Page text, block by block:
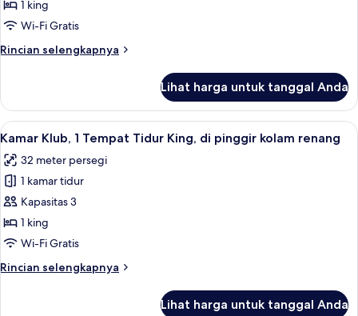
1
Tidur
1 king
Wi-Fi Gratis
Rincian selengkapnya
Rincian
Kamar
Klub,
1
Tidur
King,
teras
Lihat harga untuk tanggal Anda
Lihat
semua
foto
untuk
Kamar
Klub,
1
Tidur
Kamar Klub, 1 Tempat Tidur King,
14
Kamar Klub, 1 Tempat Tidur King, di pinggir kolam renang
32 meter persegi
1 kamar tidur
Kapasitas 3
1 king
Wi-Fi Gratis
Rincian selengkapnya
Rincian
Lihat harga untuk tanggal Anda